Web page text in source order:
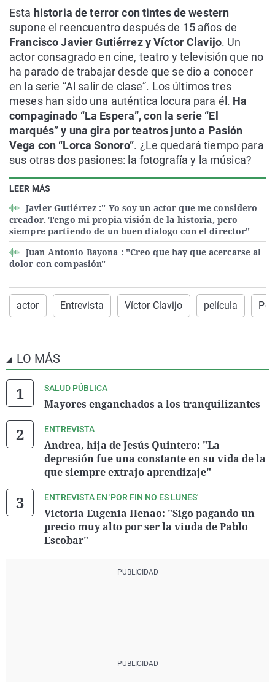
LEER MÁS
Javier Gutiérrez :" Yo soy un actor que me considero
creador. Tengo mi propia visión de la historia, pero
siempre partiendo de un buen dialogo con el director"
Juan Antonio Bayona : "Creo que hay que acercarse al
dolor con compasión"
Esta historia de terror con tintes de western
supone el reencuentro después de 15 años de
Francisco Javier Gutiérrez y Víctor Clavijo. Un
actor consagrado en cine, teatro y televisión que no
ha parado de trabajar desde que se dio a conocer
en la serie “Al salir de clase”. Los últimos tres
meses han sido una auténtica locura para él. Ha
compaginado “La Espera”, con la serie “El
marqués” y una gira por teatros junto a Pasión
Vega con “Lorca Sonoro”. ¿Le quedará tiempo para
sus otras dos pasiones: la fotografía y la música?
actor Entrevista Víctor Clavijo película
LO MÁS
SALUD PÚBLICA
Mayores enganchados a los tranquilizantes
ENTREVISTA
Andrea, hija de Jesús Quintero: "La
depresión fue una constante en su vida de la
que siempre extrajo aprendizaje"
ENTREVISTA EN 'POR FIN NO ES LUNES'
Victoria Eugenia Henao: "Sigo pagando un
precio muy alto por ser la viuda de Pablo
Escobar"